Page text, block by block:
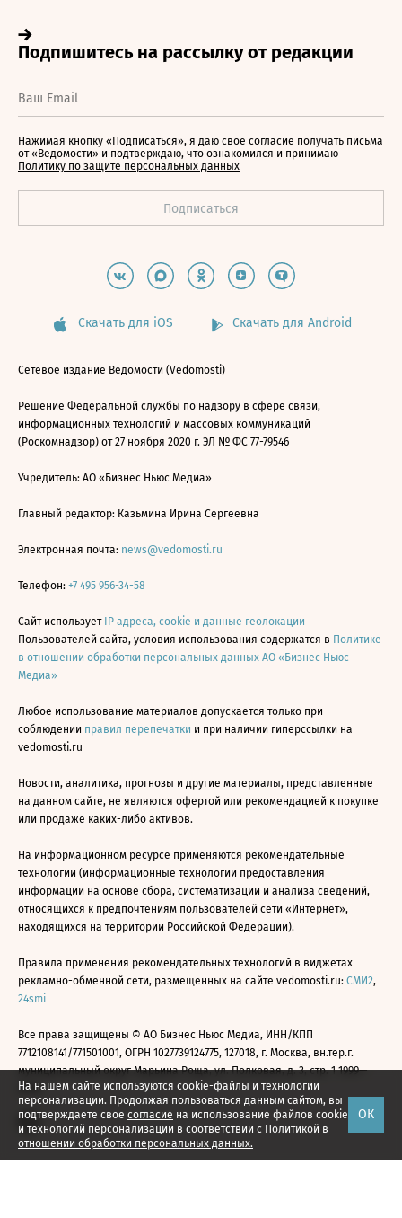
На нашем сайте используются cookie-файлы и технологии
персонализации. Продолжая пользоваться данным сайтом, вы
подтверждаете свое согласие на использование файлов cookie
и технологий персонализации в соответствии с Политикой в
отношении обработки персональных данных.
ОК
Нажимая кнопку «Подписаться», я даю свое согласие получать письма
от «Ведомости» и подтверждаю, что ознакомился и принимаю
Политику по защите персональных данных
Скачать для iOS Скачать для Android
Сетевое издание Ведомости (Vedomosti)
Решение Федеральной службы по надзору в сфере связи,
информационных технологий и массовых коммуникаций
(Роскомнадзор) от 27 ноября 2020 г. ЭЛ № ФС 77-79546
Учредитель: АО «Бизнес Ньюс Медиа»
Главный редактор: Казьмина Ирина Сергеевна
Электронная почта: news@vedomosti.ru
Телефон: +7 495 956-34-58
Сайт использует IP адреса, cookie и данные геолокации
Пользователей сайта, условия использования содержатся в Политике
в отношении обработки персональных данных АО «Бизнес Ньюс
Медиа»
Любое использование материалов допускается только при
соблюдении правил перепечатки и при наличии гиперссылки на
vedomosti.ru
Новости, аналитика, прогнозы и другие материалы, представленные
на данном сайте, не являются офертой или рекомендацией к покупке
или продаже каких-либо активов.
На информационном ресурсе применяются рекомендательные
технологии (информационные технологии предоставления
информации на основе сбора, систематизации и анализа сведений,
относящихся к предпочтениям пользователей сети «Интернет»,
находящихся на территории Российской Федерации).
Правила применения рекомендательных технологий в виджетах
рекламно-обменной сети, размещенных на сайте vedomosti.ru: СМИ2,
24smi
Все права защищены © АО Бизнес Ньюс Медиа, ИНН/КПП
7712108141/771501001, ОГРН 1027739124775, 127018, г. Москва, вн.тер.г.
муниципальный округ Марьина Роща, ул. Полковая, д. 3, стр. 1 1999—
2026